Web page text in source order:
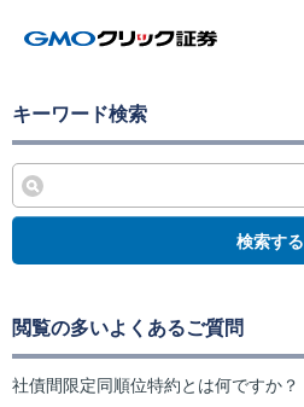
キーワード検索
検索する
閲覧の多いよくあるご質問
社債間限定同順位特約とは何ですか？